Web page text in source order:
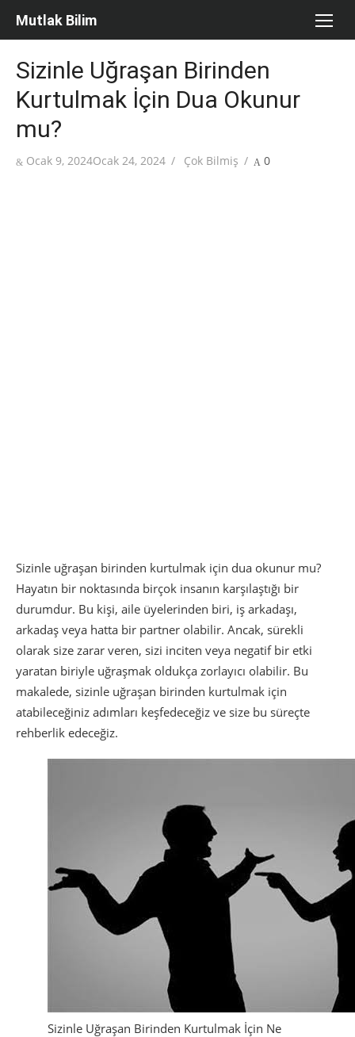
Mutlak Bilim
Sizinle Uğraşan Birinden
Kurtulmak İçin Dua Okunur
mu?
Posted
Ocak 9, 2024Ocak 24, 2024 Author
Çok Bilmiş 0
Sizinle uğraşan birinden kurtulmak için dua okunur mu?
Hayatın bir noktasında birçok insanın karşılaştığı bir
durumdur. Bu kişi, aile üyelerinden biri, iş arkadaşı,
arkadaş veya hatta bir partner olabilir. Ancak, sürekli
olarak size zarar veren, sizi inciten veya negatif bir etki
yaratan biriyle uğraşmak oldukça zorlayıcı olabilir. Bu
makalede, sizinle uğraşan birinden kurtulmak için
atabileceğiniz adımları keşfedeceğiz ve size bu süreçte
rehberlik edeceğiz.
Sizinle Uğraşan Birinden Kurtulmak İçin Ne